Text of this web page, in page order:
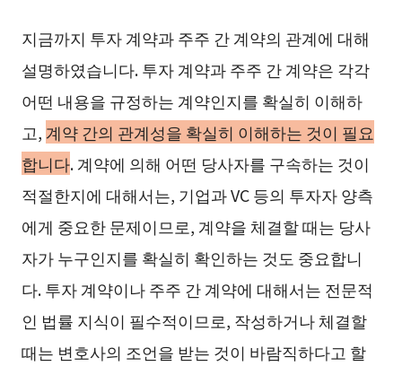
지금까지 투자 계약과 주주 간 계약의 관계에 대해
설명하였습니다. 투자 계약과 주주 간 계약은 각각
어떤 내용을 규정하는 계약인지를 확실히 이해하
고, 계약 간의 관계성을 확실히 이해하는 것이 필요
합니다. 계약에 의해 어떤 당사자를 구속하는 것이
적절한지에 대해서는, 기업과 VC 등의 투자자 양측
에게 중요한 문제이므로, 계약을 체결할 때는 당사
자가 누구인지를 확실히 확인하는 것도 중요합니
다. 투자 계약이나 주주 간 계약에 대해서는 전문적
인 법률 지식이 필수적이므로, 작성하거나 체결할
때는 변호사의 조언을 받는 것이 바람직하다고 할